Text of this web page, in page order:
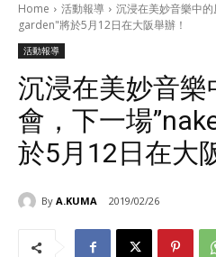
Home 活動報導
沉浸在美妙音樂中
garden"將於5月12日在大阪舉辦！
活動報導
沉浸在美妙音樂
會，下一場
於5月12日在大
By A.KUMA 2019/02/26